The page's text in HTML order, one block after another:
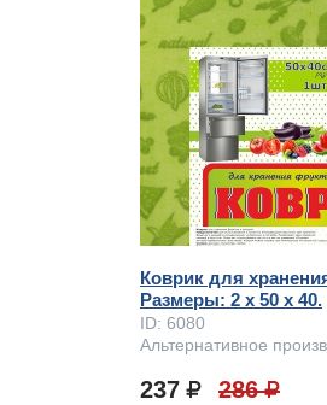
Коврик для
Размеры: 2 x 50 х 40.
ID: 6080
Альтернативное
237 286